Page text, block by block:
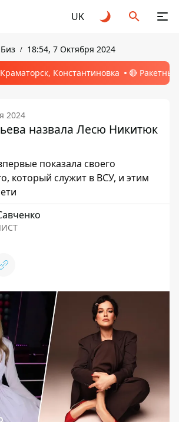
UK
18:54, 7 Октября 2024
Константиновка 🔴
2024
назвала Лесю Никитюк
показала своего
который служит в ВСУ, и этим